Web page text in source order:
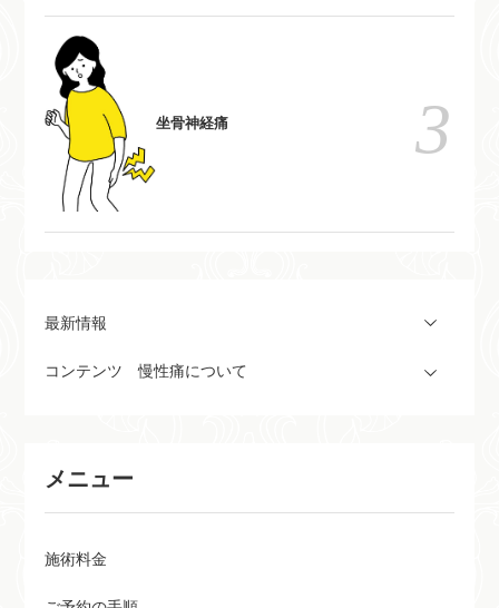
坐骨神経痛
最新情報
コンテンツ 慢性痛について
メニュー
施術料金